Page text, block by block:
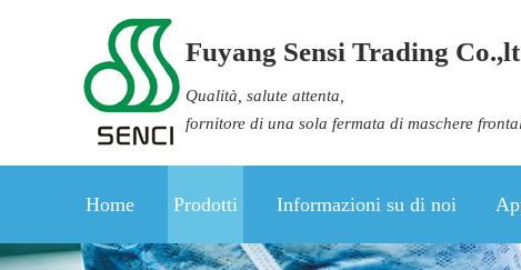
Fuyang Sensi Trading
Qualità, salute attenta,
fornitore di una sola fermata di maschere
Home Prodotti Informazioni su di noi